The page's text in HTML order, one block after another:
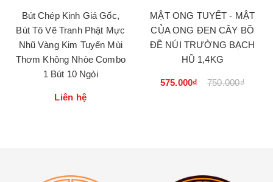
Bút Chép Kinh Giá Gốc,
Bút Tô Vẽ Tranh Phật Mực
Nhũ Vàng Kim Tuyến Mùi
Thơm Không Nhòe Combo
1 Bút 10 Ngòi
Liên hệ
MẬT ONG TUYẾT - MẬT
CỦA ONG ĐEN CÂY BỒ
ĐỀ NÚI TRƯỜNG BẠCH
HŨ 1,4KG
575.000₫ 750.000₫